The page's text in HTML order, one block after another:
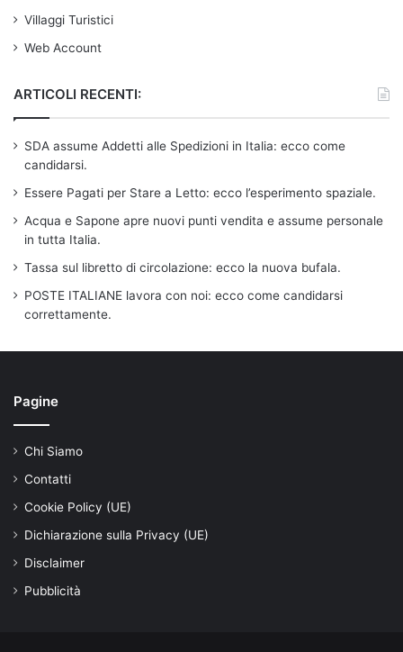
Villaggi Turistici
Web Account
ARTICOLI RECENTI:
SDA assume Addetti alle Spedizioni in Italia: ecco come
candidarsi.
Essere Pagati per Stare a Letto: ecco l’esperimento spaziale.
Acqua e Sapone apre nuovi punti vendita e assume personale
in tutta Italia.
Tassa sul libretto di circolazione: ecco la nuova bufala.
POSTE ITALIANE lavora con noi: ecco come candidarsi
correttamente.
Pagine
Chi Siamo
Contatti
Cookie Policy (UE)
Dichiarazione sulla Privacy (UE)
Disclaimer
Pubblicità